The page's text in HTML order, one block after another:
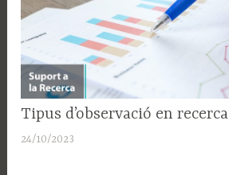
SUPORT
RECERCA
Tipus d’observació en recerca
24/10/2023